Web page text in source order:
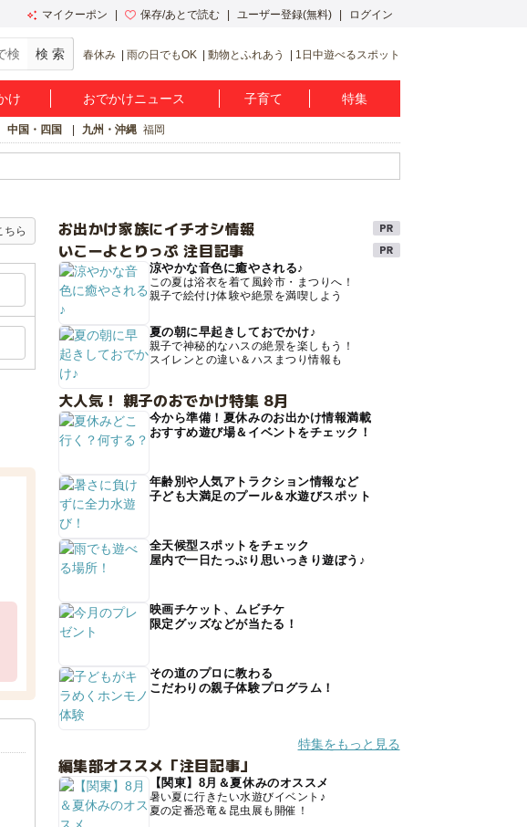
マイクーポン 保存/あとで読む ユーザー登録(無料) ログイン
春休み 雨の日でもOK 動物とふれあう 1日中遊べるスポット
け おでかけニュース 子育て 特集
中国・四国 九州・沖縄 福岡
ちら
お出かけ家族にイチオシ情報
いこーよとりっぷ 注目記事
涼やかな音色に癒やされる♪
この夏は浴衣を着て風鈴市・まつりへ！
親子で絵付け体験や絶景を満喫しよう
夏の朝に早起きしておでかけ♪
親子で神秘的なハスの絶景を楽しもう！
スイレンとの違い＆ハスまつり情報も
大人気！ 親子のおでかけ特集 8月
今から準備！夏休みのお出かけ情報満載
おすすめ遊び場＆イベントをチェック！
年齢別や人気アトラクション情報など
子ども大満足のプール＆水遊びスポット
全天候型スポットをチェック
屋内で一日たっぷり思いっきり遊ぼう♪
映画チケット、ムビチケ
限定グッズなどが当たる！
その道のプロに教わる
こだわりの親子体験プログラム！
特集をもっと見る
編集部オススメ「注目記事」
【関東】8月＆夏休みのオススメ
暑い夏に行きたい水遊びイベント♪
夏の定番恐竜＆昆虫展も開催！